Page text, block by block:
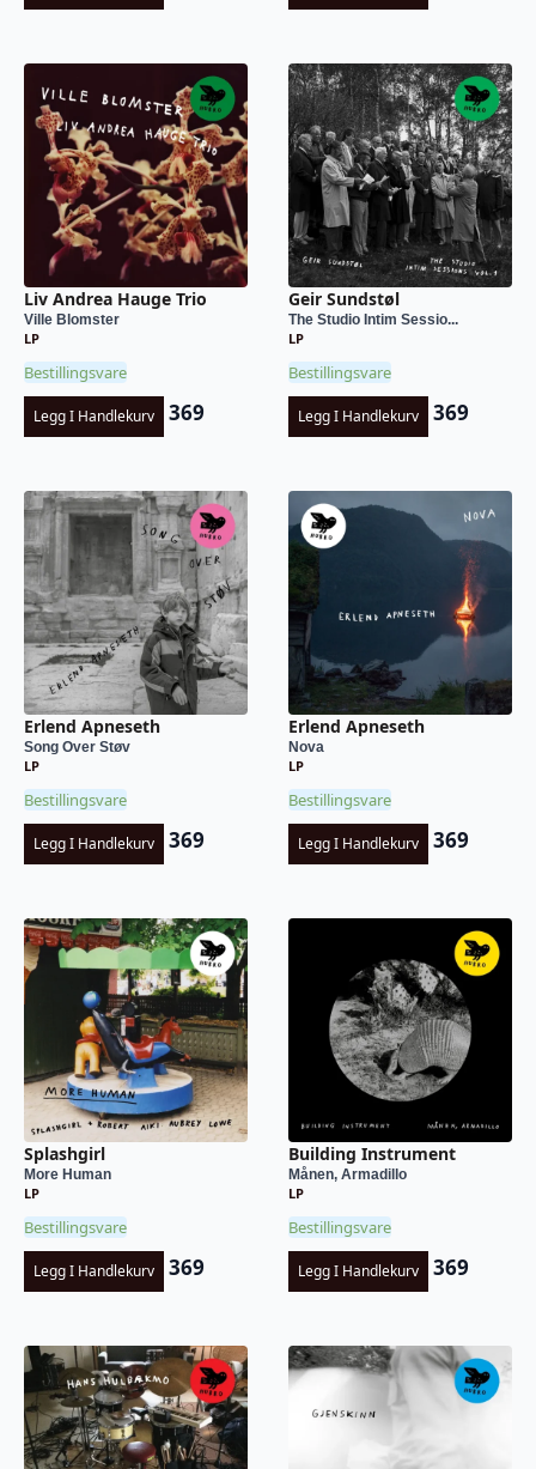
Liv Andrea Hauge Trio
Ville Blomster
LP
Bestillingsvare
Legg I Handlekurv 369
Geir Sundstøl
The Studio Intim Sessio...
LP
Bestillingsvare
Legg I Handlekurv 369
Erlend Apneseth
Song Over Støv
LP
Bestillingsvare
Legg I Handlekurv 369
Erlend Apneseth
Nova
LP
Bestillingsvare
Legg I Handlekurv 369
Splashgirl
More Human
LP
Bestillingsvare
Legg I Handlekurv 369
Building Instrument
Månen, Armadillo
LP
Bestillingsvare
Legg I Handlekurv 369